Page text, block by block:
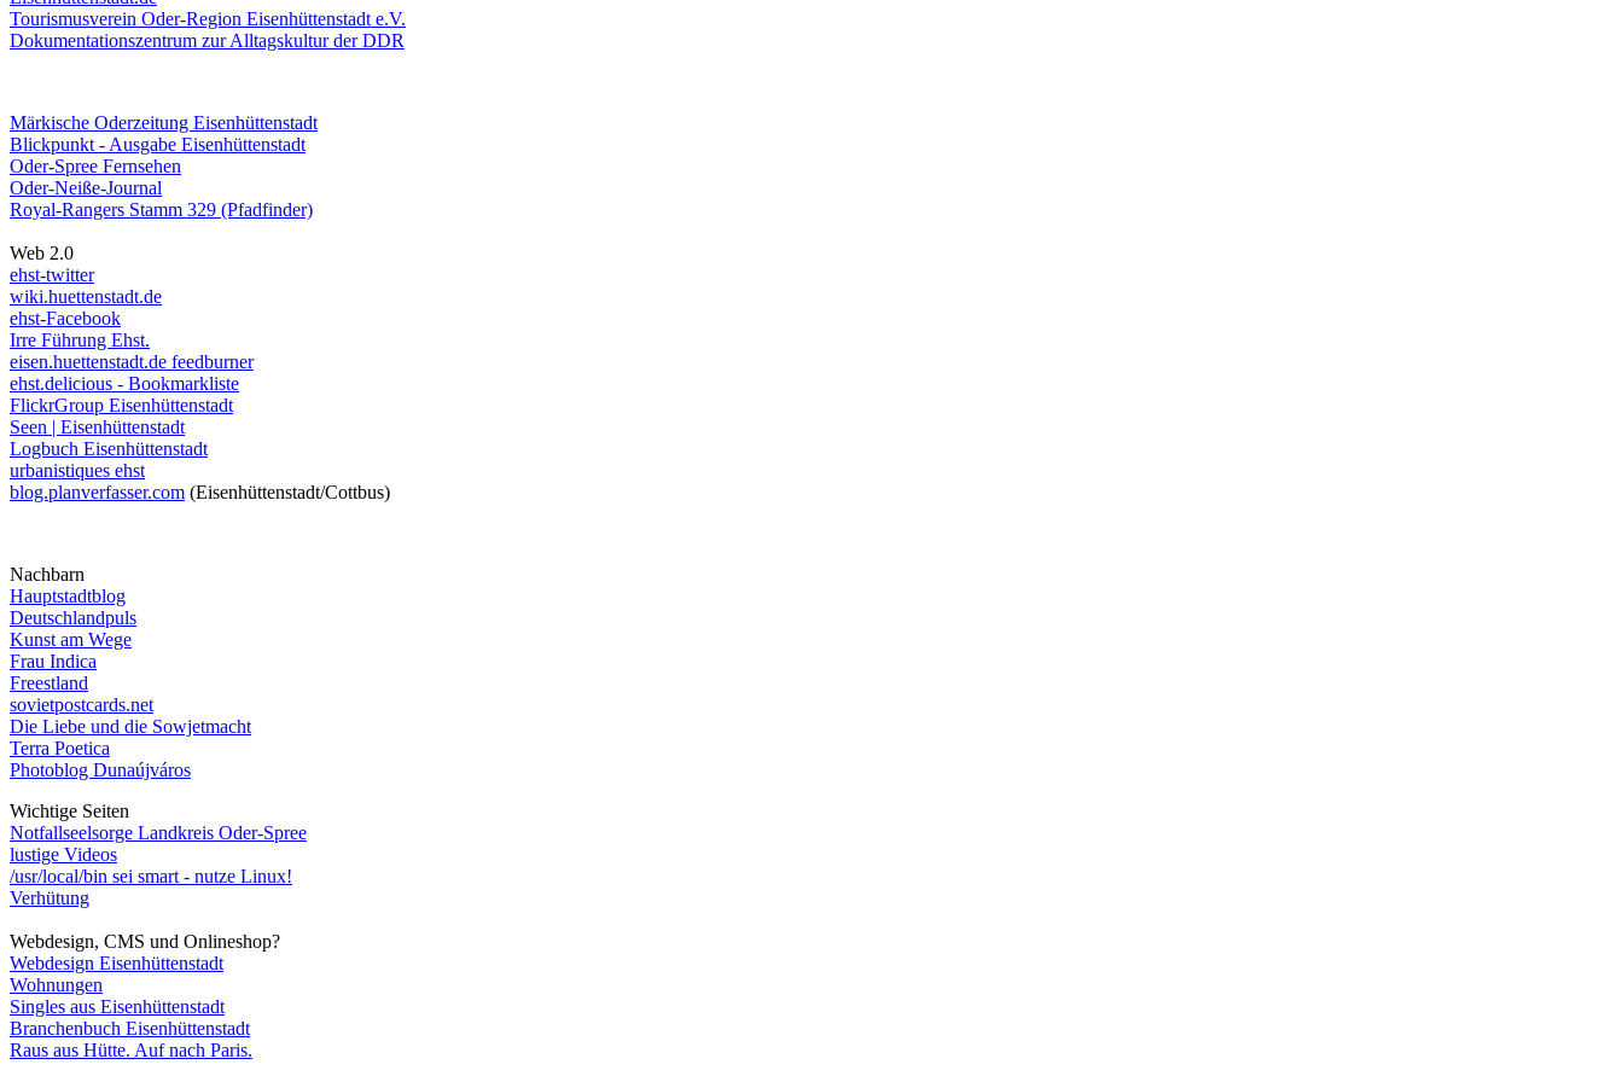
Tourismusverein Oder-Region Eisenhüttenstadt e.V.
Dokumentationszentrum zur Alltagskultur der DDR
Märkische Oderzeitung Eisenhüttenstadt
Blickpunkt - Ausgabe Eisenhüttenstadt
Oder-Spree Fernsehen
Oder-Neiße-Journal
Royal-Rangers Stamm 329 (Pfadfinder)
Web 2.0
ehst-twitter
wiki.huettenstadt.de
ehst-Facebook
Irre Führung Ehst.
eisen.huettenstadt.de feedburner
ehst.delicious - Bookmarkliste
FlickrGroup Eisenhüttenstadt
Seen | Eisenhüttenstadt
Logbuch Eisenhüttenstadt
urbanistiques ehst
blog.planverfasser.com (Eisenhüttenstadt/Cottbus)
Nachbarn
Hauptstadtblog
Deutschlandpuls
Kunst am Wege
Frau Indica
Freestland
sovietpostcards.net
Die Liebe und die Sowjetmacht
Terra Poetica
Photoblog Dunaújváros
Wichtige Seiten
Notfallseelsorge Landkreis Oder-Spree
lustige Videos
/usr/local/bin sei smart - nutze Linux!
Verhütung
Webdesign, CMS und Onlineshop?
Webdesign Eisenhüttenstadt
Wohnungen
Singles aus Eisenhüttenstadt
Branchenbuch Eisenhüttenstadt
Raus aus Hütte. Auf nach Paris.